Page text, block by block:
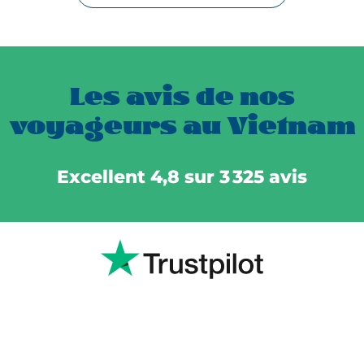
Les avis de nos
voyageurs au Vietnam
Excellent 4,8 sur 3 325 avis